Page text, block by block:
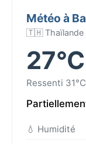
Météo à
🇹🇭 Thaïlande
27°C
Ressenti 31°C
💧 Humidité